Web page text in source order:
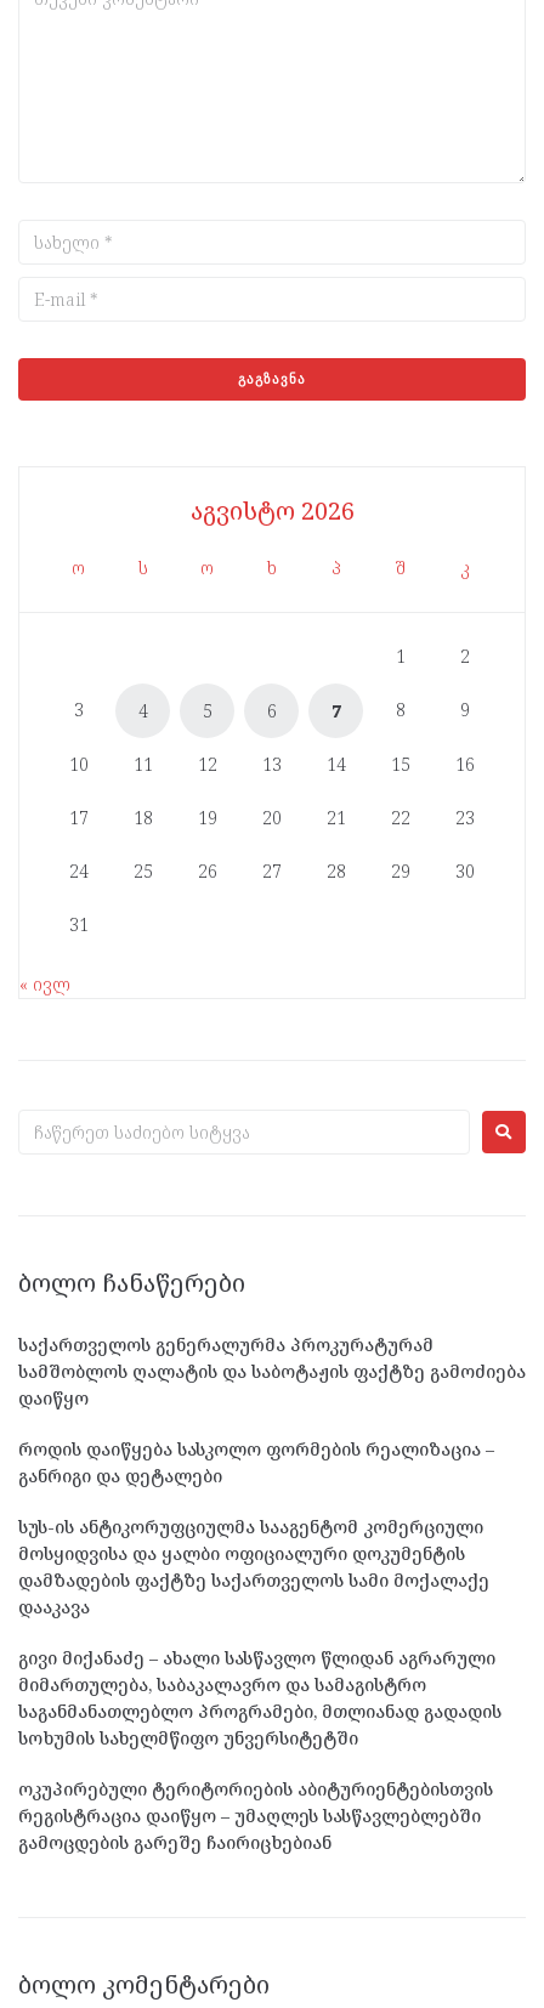
აგვისტო 2026
ო ს ო ხ პ შ კ
1 2
3 4 5 6 7 8 9
10 11 12 13 14 15 16
17 18 19 20 21 22 23
24 25 26 27 28 29 30
31
« ივლ
ᲑᲝᲚᲝ ᲩᲐᲜᲐᲬᲔᲠᲔᲑᲘ
საქართველოს გენერალურმა პროკურატურამ
სამშობლოს ღალატის და საბოტაჟის ფაქტზე გამოძიება
დაიწყო
როდის დაიწყება სასკოლო ფორმების რეალიზაცია –
განრიგი და დეტალები
სუს-ის ანტიკორუფციულმა სააგენტომ კომერციული
მოსყიდვისა და ყალბი ოფიციალური დოკუმენტის
დამზადების ფაქტზე საქართველოს სამი მოქალაქე
დააკავა
გივი მიქანაძე – ახალი სასწავლო წლიდან აგრარული
მიმართულება, საბაკალავრო და სამაგისტრო
საგანმანათლებლო პროგრამები, მთლიანად გადადის
სოხუმის სახელმწიფო უნვერსიტეტში
ოკუპირებული ტერიტორიების აბიტურიენტებისთვის
რეგისტრაცია დაიწყო – უმაღლეს სასწავლებლებში
გამოცდების გარეშე ჩაირიცხებიან
ᲑᲝᲚᲝ ᲙᲝᲛᲔᲜᲢᲐᲠᲔᲑᲘ